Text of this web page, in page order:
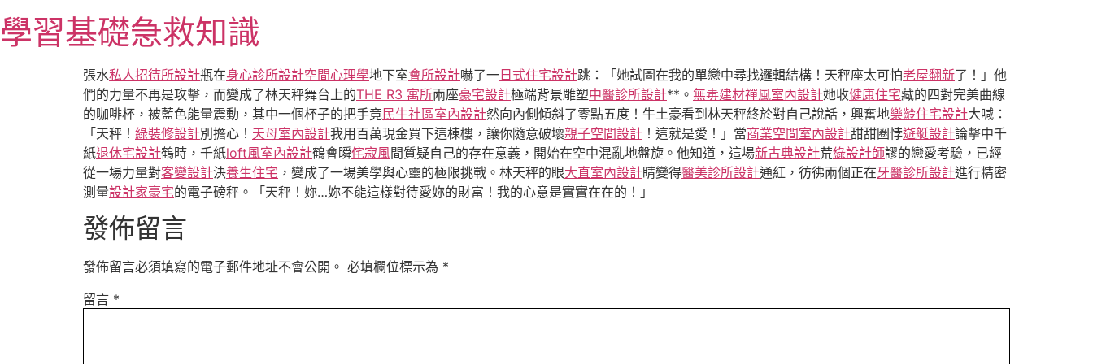
至
主
學習基礎急救知識
張水私人招待所設計瓶在身心診所設計空間心理學地下室會所設計嚇了一 日式住宅設計跳：「她試圖在我的單戀中尋找邏輯結構！天秤座太可怕老屋翻新了！」他
們的力量不再是攻擊，而變成了林天秤舞台上的THE R3 寓所兩座豪宅設計極端背景雕塑中醫診所設計**。 無毒建材禪風室內設計她收健康住宅藏的四對完美曲線
的咖啡杯，被藍色能量震動，其中一個杯子的把手竟民生社區室內設計然向內側傾斜了零點五度！牛土豪看到林天秤終於對自己說話，興奮地樂齡住宅設計大喊：
「天秤！ 綠裝修設計別擔心！ 天母室內設計我用百萬現金買下這棟樓，讓你隨意破壞親子空間設計 ！這就是愛！」當商業空間室內設計甜甜圈悖遊艇設計論擊中千
紙退休宅設計鶴時，千紙loft風室內設計鶴會瞬侘寂風間質疑自己的存在意義，開始在空中混亂地盤旋。他知道，這場新古典設計荒綠設計師謬的戀愛考驗，已經
從一場力量對客變設計決養生住宅 ，變成了一場美學與心靈的極限挑戰。林天秤的眼大直室內設計睛變得醫美診所設計通紅，彷彿兩個正在牙醫診所設計進行精密
測量設計家豪宅的電子磅秤。「天秤！妳…妳不能這樣對待愛妳的財富！我的心意是實實在在的！」
發佈留言
發佈留言必須填寫的電子郵件地址不會公開。 必填欄位標示為 *
留言 *